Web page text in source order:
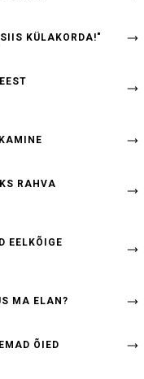
KÜLAKORDA!"
RAHVA
EELKÕIGE
MA ELAN?
ÕIED